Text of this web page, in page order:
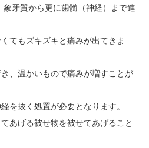
牙質から更に歯髄（神経）まで進
てもズキズキと痛みが出てきま
、温かいもので痛みが増すことが
を抜く処置が必要となります。
あげる被せ物を被せてあげること